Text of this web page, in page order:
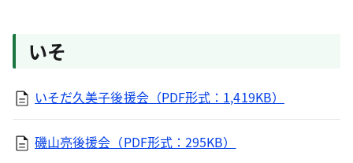
いそ
いそだ久美子後援会（PDF形式：1,419KB）
磯山亮後援会（PDF形式：295KB）